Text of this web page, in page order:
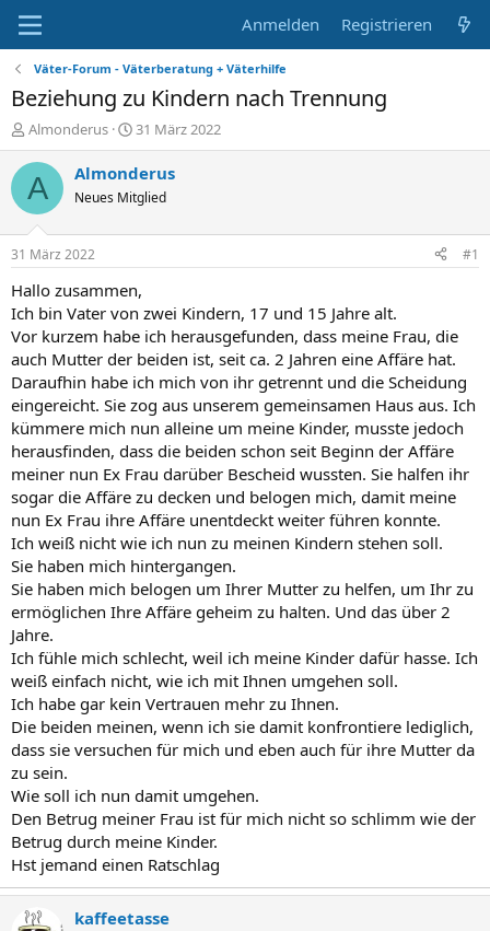
Anmelden Registrieren
Väter-Forum - Väterberatung + Väterhilfe
Beziehung zu Kindern nach Trennung
E
r
s
t
e
r
Almonderus
E
r
s
e
t
a
m
31 März 2022
A Almonderus
Neues Mitglied
31 März 2022 #1
Hallo zusammen,
Ich bin Vater von zwei Kindern, 17 und 15 Jahre alt.
Vor kurzem habe ich herausgefunden, dass meine Frau, die
auch Mutter der beiden ist, seit ca. 2 Jahren eine Affäre hat.
Daraufhin habe ich mich von ihr getrennt und die Scheidung
eingereicht. Sie zog aus unserem gemeinsamen Haus aus. Ich
kümmere mich nun alleine um meine Kinder, musste jedoch
herausfinden, dass die beiden schon seit Beginn der Affäre
meiner nun Ex Frau darüber Bescheid wussten. Sie halfen ihr
sogar die Affäre zu decken und belogen mich, damit meine
nun Ex Frau ihre Affäre unentdeckt weiter führen konnte.
Ich weiß nicht wie ich nun zu meinen Kindern stehen soll.
Sie haben mich hintergangen.
Sie haben mich belogen um Ihrer Mutter zu helfen, um Ihr zu
ermöglichen Ihre Affäre geheim zu halten. Und das über 2
Jahre.
Ich fühle mich schlecht, weil ich meine Kinder dafür hasse. Ich
weiß einfach nicht, wie ich mit Ihnen umgehen soll.
Ich habe gar kein Vertrauen mehr zu Ihnen.
Die beiden meinen, wenn ich sie damit konfrontiere lediglich,
dass sie versuchen für mich und eben auch für ihre Mutter da
zu sein.
Wie soll ich nun damit umgehen.
Den Betrug meiner Frau ist für mich nicht so schlimm wie der
Betrug durch meine Kinder.
Hst jemand einen Ratschlag
kaffeetasse